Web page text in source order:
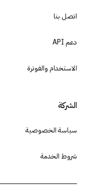
اتصل بنا
دعم API
الاستخدام والفوترة
الشركة
سياسة الخصوصية
شروط الخدمة